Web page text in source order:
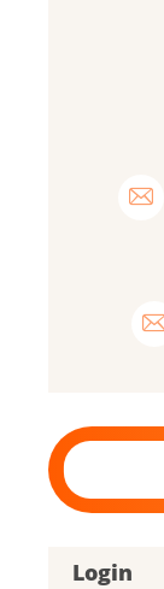
Login